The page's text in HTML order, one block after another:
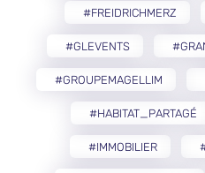
#FREIDRICHMERZ
#GLEVENTS
#GROUPEMAGELLIM
#HABITAT_PARTAGÉ
#IMMOBILIER